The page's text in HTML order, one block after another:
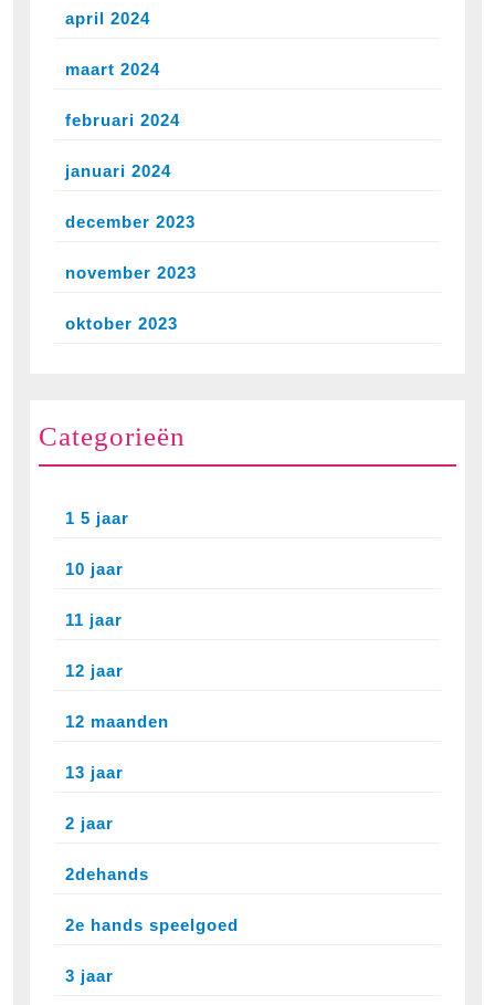
april 2024
maart 2024
februari 2024
januari 2024
december 2023
november 2023
oktober 2023
Categorieën
1 5 jaar
10 jaar
11 jaar
12 jaar
12 maanden
13 jaar
2 jaar
2dehands
2e hands speelgoed
3 jaar